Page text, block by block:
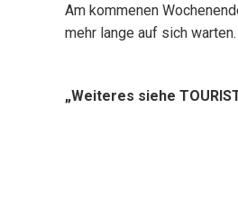
Am kommenen
mehr lange auf sich warten.
„Weiteres siehe